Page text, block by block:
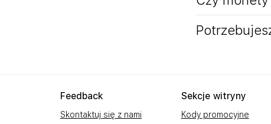
Feedback
Skontaktuj się z nami
Sekcje witryny
Kody promocyjne